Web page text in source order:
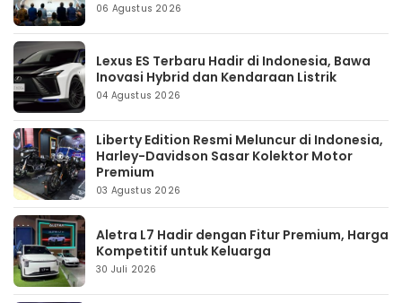
06 Agustus 2026
Lexus ES Terbaru Hadir di Indonesia, Bawa
Inovasi Hybrid dan Kendaraan Listrik
04 Agustus 2026
Liberty Edition Resmi Meluncur di Indonesia,
Harley-Davidson Sasar Kolektor Motor
Premium
03 Agustus 2026
Aletra L7 Hadir dengan Fitur Premium, Harga
Kompetitif untuk Keluarga
30 Juli 2026